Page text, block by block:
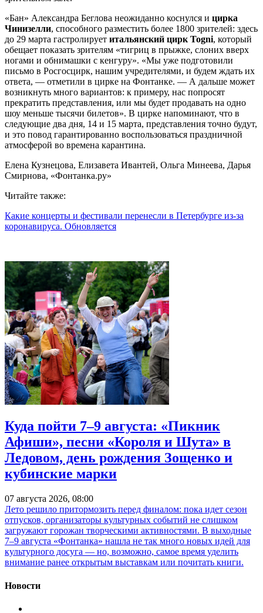
«Бан» Александра Беглова неожиданно коснулся и цирка
Чинизелли, способного разместить более 1800 зрителей: здесь
до 29 марта гастролирует итальянский цирк Togni, который
обещает показать зрителям «тигриц в прыжке, слоних вверх
ногами и обнимашки с кенгуру». «Мы уже подготовили
письмо в Росгосцирк, нашим учредителями, и будем ждать их
ответа, — отметили в цирке на Фонтанке. — А дальше может
возникнуть много вариантов: к примеру, нас попросят
прекратить представления, или мы будет продавать на одно
шоу меньше тысячи билетов». В цирке напоминают, что в
следующие два дня, 14 и 15 марта, представления точно будут,
и это повод гарантированно воспользоваться праздничной
атмосферой во времена карантина.
Елена Кузнецова, Елизавета Ивантей, Ольга Минеева, Дарья
Смирнова, «Фонтанка.ру»
Читайте также:
Какие концерты и фестивали перенесли в Петербурге из-за
коронавируса. Обновляется
Куда пойти 7–9 августа: «Пикник
Афиши», песни «Короля и Шута» в
Ледовом, день рождения Зощенко и
кубинские марки
07 августа 2026, 08:00
Лето решило притормозить перед финалом: пока идет сезон
отпусков, организаторы культурных событий не слишком
загружают горожан творческими активностями. В выходные
7–9 августа «Фонтанка» нашла не так много новых идей для
культурного досуга — но, возможно, самое время уделить
внимание ранее открытым выставкам или почитать книги.
Новости